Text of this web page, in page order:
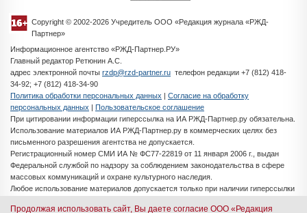
Copyright © 2002-2026 Учредитель ООО «Редакция журнала «РЖД-
Партнер»
Информационное агентство «РЖД-Партнер.РУ»
Главный редактор Ретюнин А.С.
адрес электронной почты rzdp@rzd-partner.ru телефон редакции +7 (812) 418-
34-92; +7 (812) 418-34-90
Политика обработки персональных данных | Согласие на обработку
персональных данных | Пользовательское соглашение
При цитировании информации гиперссылка на ИА РЖД-Партнер.ру обязательна.
Использование материалов ИА РЖД-Партнер.ру в коммерческих целях без
письменного разрешения агентства не допускается.
Регистрационный номер СМИ ИА № ФС77-22819 от 11 января 2006 г., выдан
Федеральной службой по надзору за соблюдением законодательства в сфере
массовых коммуникаций и охране культурного наследия.
Любое использование материалов допускается только при наличии гиперссылки
Разработка сайта -iMedia Solutions
Продолжая использовать сайт, Вы даете согласие ООО «Редакция